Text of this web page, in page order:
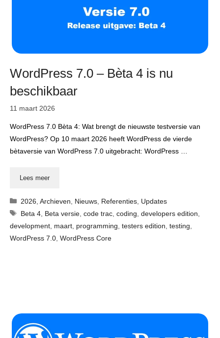
WordPress 7.0 – Bèta 4 is nu
beschikbaar
11 maart 2026
WordPress 7.0 Bèta 4: Wat brengt de nieuwste testversie van
WordPress? Op 10 maart 2026 heeft WordPress de vierde
bètaversie van WordPress 7.0 uitgebracht: WordPress …
Lees meer
Categorieën
2026 ,Archieven Nieuws Referenties Updates
Tags
Beta 4 Beta versie ,code trac ,coding ,developers edition
development maart programming testers edition testing
WordPress 7.0 WordPress Core